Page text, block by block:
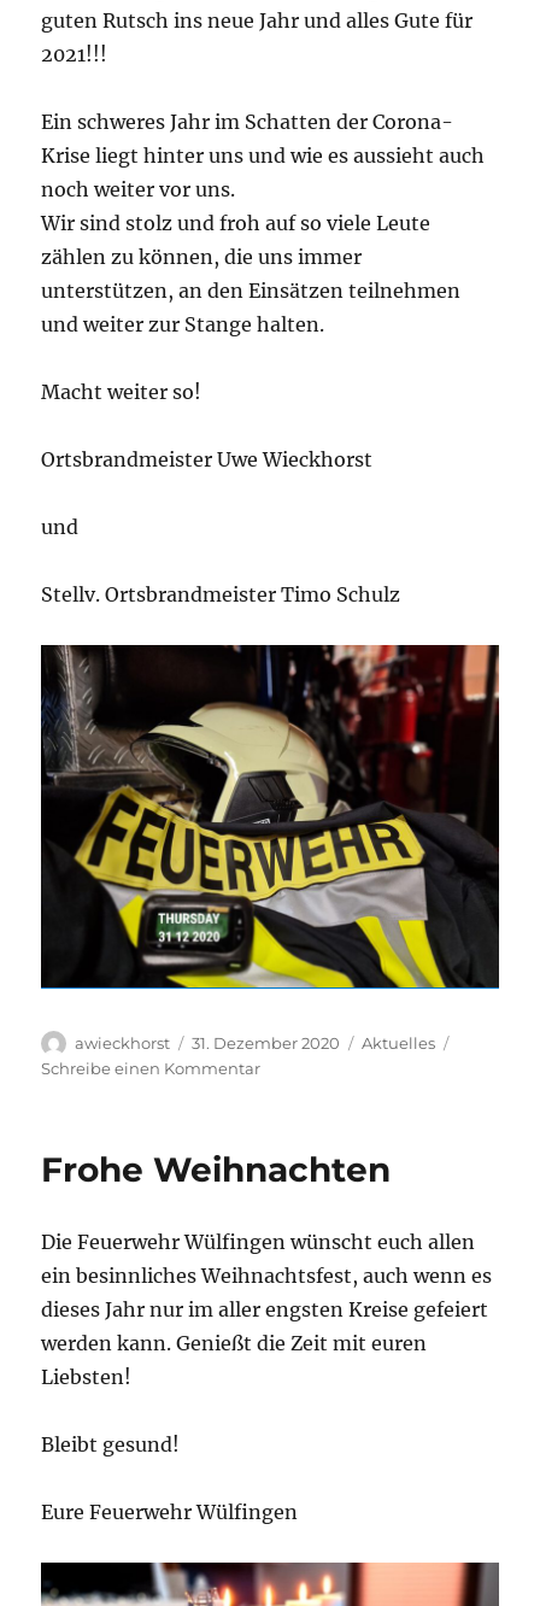
guten Rutsch ins neue Jahr und alles Gute für
2021!!!
Ein schweres Jahr im Schatten der Corona-
Krise liegt hinter uns und wie es aussieht auch
noch weiter vor uns.
Wir sind stolz und froh auf so viele Leute
zählen zu können, die uns immer
unterstützen, an den Einsätzen teilnehmen
und weiter zur Stange halten.
Macht weiter so!
Ortsbrandmeister Uwe Wieckhorst
und
Stellv. Ortsbrandmeister Timo Schulz
Autor
awieckhorst
Veröffentlicht
am
31. Dezember 2020 Kategorien
Aktuelles
Schreibe einen Kommentarzu
Frohe Weihnachten
Die Feuerwehr Wülfingen wünscht euch allen
ein besinnliches Weihnachtsfest, auch wenn es
dieses Jahr nur im aller engsten Kreise gefeiert
werden kann. Genießt die Zeit mit euren
Liebsten!
Bleibt gesund!
Eure Feuerwehr Wülfingen